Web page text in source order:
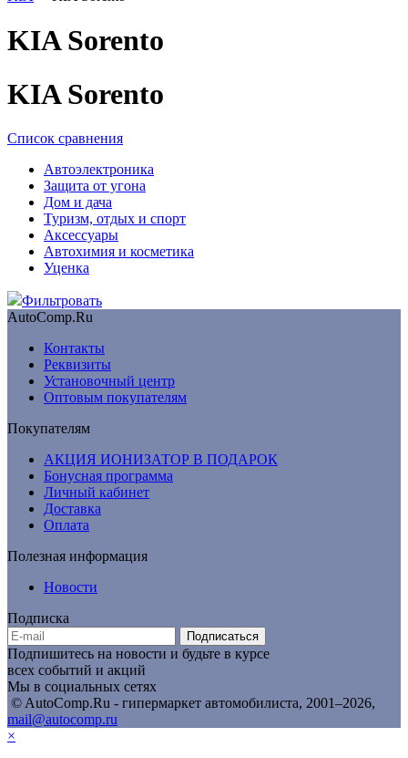
KIA Sorento
KIA Sorento
Список сравнения
Автоэлектроника
Защита от угона
Дом и дача
Туризм, отдых и спорт
Аксессуары
Автохимия и косметика
Уценка
Фильтровать
AutoComp.Ru
Контакты
Реквизиты
Установочный центр
Оптовым покупателям
Покупателям
АКЦИЯ ИОНИЗАТОР В ПОДАРОК
Бонусная программа
Личный кабинет
Доставка
Оплата
Полезная информация
Новости
Подписка
Подписаться
Подпишитесь на новости и будьте в курсе
всех событий и акций
Мы в социальных сетях
© AutoComp.Ru - гипермаркет автомобилиста, 2001–2026,
mail@autocomp.ru
×